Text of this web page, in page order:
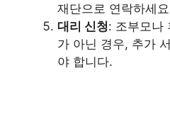
재단으로 연락하세
대리 신청: 조부모나
가 아닌 경우, 추가
야 합니다.